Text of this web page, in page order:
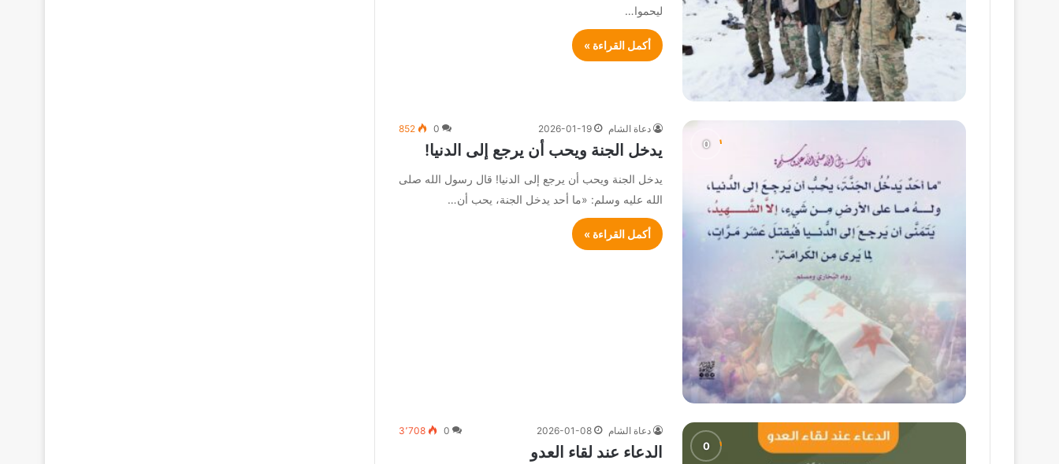
ليحموا…
أكمل القراءة »
دعاة الشام 2026-01-19
0
852
يدخل الجنة ويحب أن يرجع إلى الدنيا!
يدخل الجنة ويحب أن يرجع إلى الدنيا! قال رسول الله صلى
الله عليه وسلم: «ما أحد يدخل الجنة، يحب أن…
أكمل القراءة »
دعاة الشام 2026-01-08
0 3٬708
الدعاء عند لقاء العدو